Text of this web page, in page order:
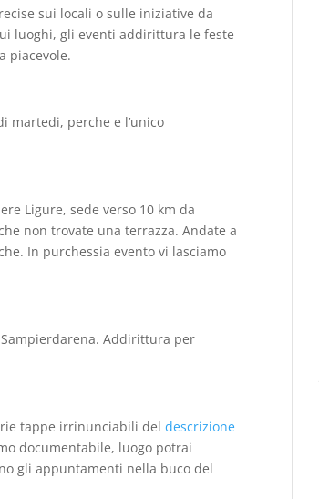
sui locali o sulle iniziative da
luoghi, gli eventi addirittura le feste
piacevole.
martedi, perche e l’unico
Ligure, sede verso 10 km da
non trovate una terrazza. Andate a
In purchessia evento vi lasciamo
Addirittura per
tappe irrinunciabili deldescrizione
documentabile, luogo potrai
gli appuntamenti nella buco del